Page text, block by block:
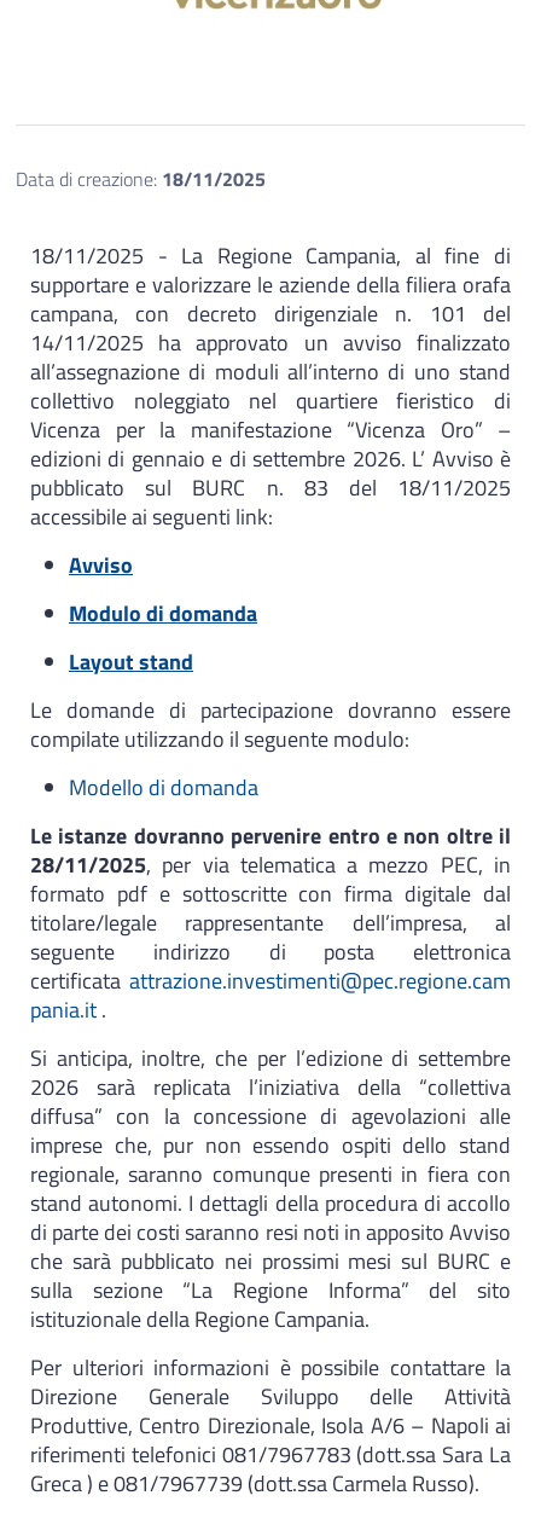
Data di creazione: 18/11/2025
18/11/2025 - La Regione Campania, al fine di
supportare e valorizzare le aziende della filiera orafa
campana, con decreto dirigenziale n. 101 del
14/11/2025 ha approvato un avviso finalizzato
all’assegnazione di moduli all’interno di uno stand
collettivo noleggiato nel quartiere fieristico di
Vicenza per la manifestazione “Vicenza Oro” –
edizioni di gennaio e di settembre 2026. L’ Avviso è
pubblicato sul BURC n. 83 del 18/11/2025
accessibile ai seguenti link:
Avviso
Modulo di domanda
Layout stand
Le domande di partecipazione dovranno essere
compilate utilizzando il seguente modulo:
Modello di domanda
Le istanze dovranno pervenire entro e non oltre il
28/11/2025, per via telematica a mezzo PEC, in
formato pdf e sottoscritte con firma digitale dal
titolare/legale rappresentante dell’impresa, al
seguente indirizzo di posta elettronica
certificata attrazione.investimenti@pec.regione.cam
pania.it.
Si anticipa, inoltre, che per l’edizione di settembre
2026 sarà replicata l’iniziativa della “collettiva
diffusa” con la concessione di agevolazioni alle
imprese che, pur non essendo ospiti dello stand
regionale, saranno comunque presenti in fiera con
stand autonomi. I dettagli della procedura di accollo
di parte dei costi saranno resi noti in apposito Avviso
che sarà pubblicato nei prossimi mesi sul BURC e
sulla sezione “La Regione Informa” del sito
istituzionale della Regione Campania.
Per ulteriori informazioni è possibile contattare la
Direzione Generale Sviluppo delle Attività
Produttive, Centro Direzionale, Isola A/6 – Napoli ai
riferimenti telefonici 081/7967783 (dott.ssa Sara La
Greca ) e 081/7967739 (dott.ssa Carmela Russo).